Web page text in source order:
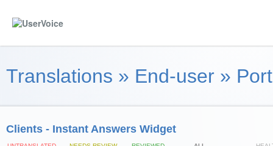
Translations » End-user »
Clients - Instant Answers Widget